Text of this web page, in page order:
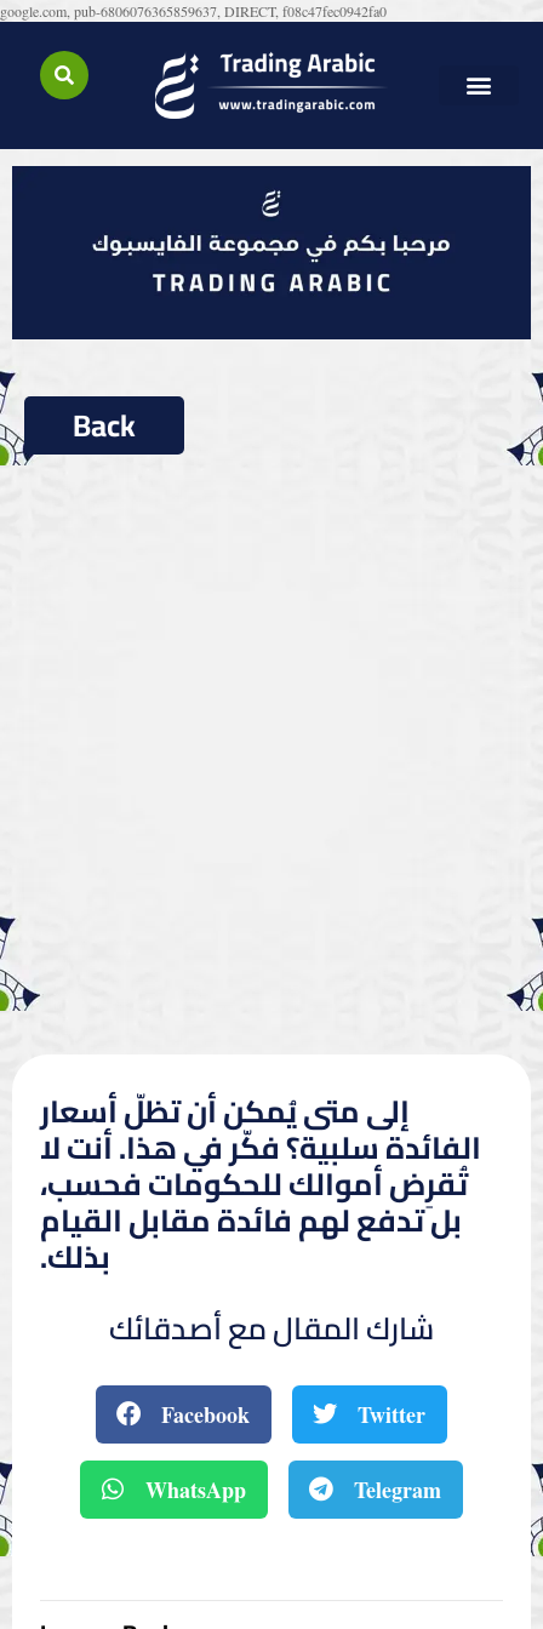
google.com, pub-6806076365859637, DIRECT, f08c47fec0942fa0
إلى متى يُمكن أن تظلّ أسعار
الفائدة سلبية؟ فكّر في هذا. أنت لا
تُقرِض أموالك للحكومات فحسب،
بل تدفع لهم فائدة مقابل القيام
بذلك.
شارك المقال مع أصدقائك
Facebook Twitter
WhatsApp Telegram